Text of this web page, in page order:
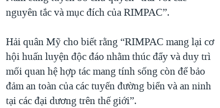
nguyên tắc và mục đích của RIMPAC”.
Hải quân Mỹ cho biết rằng “RIMPAC mang lại cơ
hội huấn luyện độc đáo nhằm thúc đẩy và duy trì
mối quan hệ hợp tác mang tính sống còn để bảo
đảm an toàn của các tuyến đường biển và an ninh
tại các đại dương trên thế giới”.